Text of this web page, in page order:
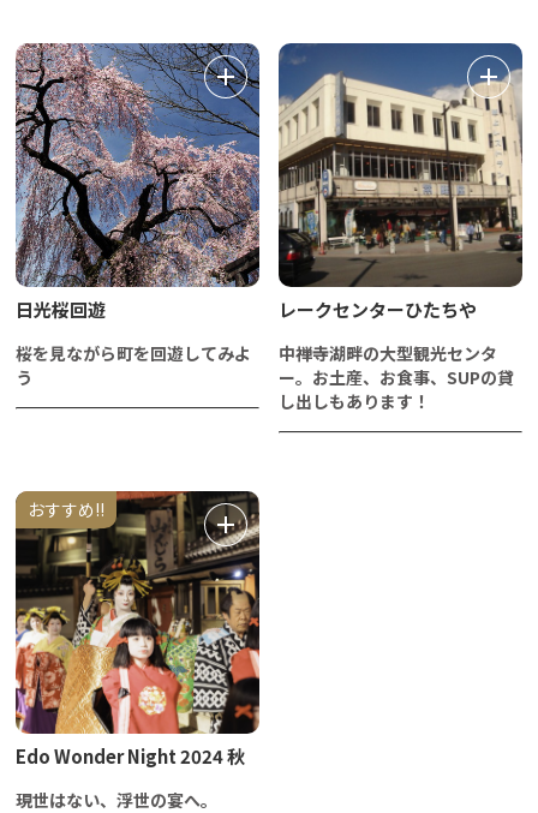
日光桜回遊
桜を見ながら町を回遊してみよ
う
レークセンターひたちや
中禅寺湖畔の大型観光センタ
ー。お土産、お食事、SUPの貸
し出しもあります！
おすすめ!!
Edo Wonder Night 2024 秋
現世はない、浮世の宴へ。